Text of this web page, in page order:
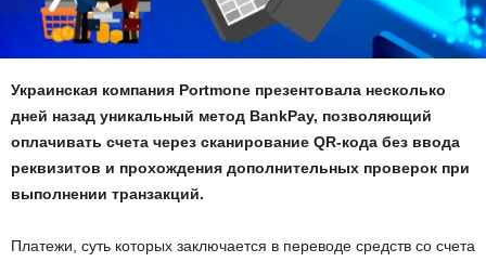
Украинская компания Portmone презентовала несколько
дней назад уникальный метод BankPay, позволяющий
оплачивать счета через сканирование QR-кода без ввода
реквизитов и прохождения дополнительных проверок при
выполнении транзакций.
Платежи, суть которых заключается в переводе средств со счета